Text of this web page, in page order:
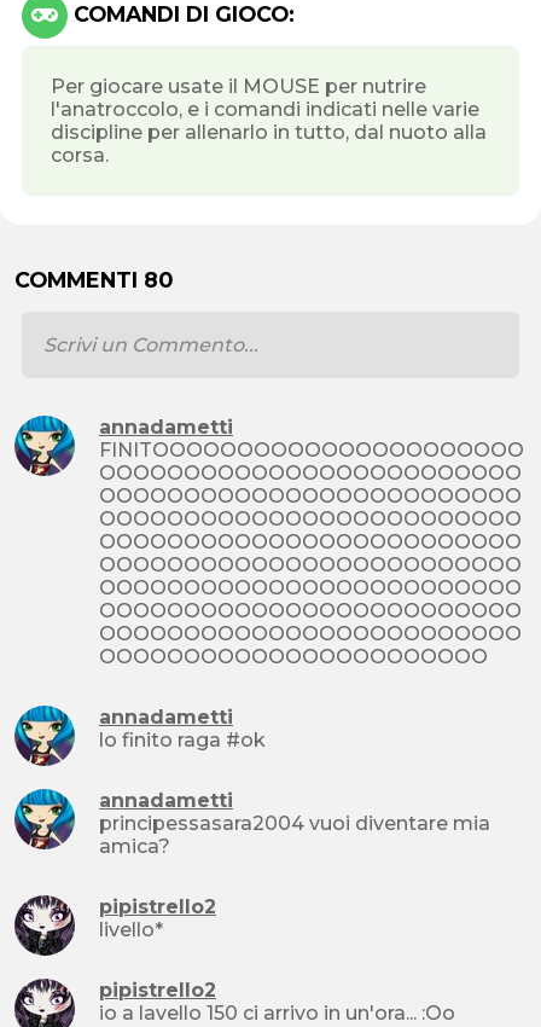
COMANDI DI GIOCO:
Per giocare usate il MOUSE per nutrire
l'anatroccolo, e i comandi indicati nelle varie
discipline per allenarlo in tutto, dal nuoto alla
corsa.
COMMENTI 80
annadametti
FINITOOOOOOOOOOOOOOOOOOOOOO
OOOOOOOOOOOOOOOOOOOOOOOOO
OOOOOOOOOOOOOOOOOOOOOOOOO
OOOOOOOOOOOOOOOOOOOOOOOOO
OOOOOOOOOOOOOOOOOOOOOOOOO
OOOOOOOOOOOOOOOOOOOOOOOOO
OOOOOOOOOOOOOOOOOOOOOOOOO
OOOOOOOOOOOOOOOOOOOOOOOOO
OOOOOOOOOOOOOOOOOOOOOOOOO
OOOOOOOOOOOOOOOOOOOOOOO
annadametti
lo finito raga #ok
annadametti
principessasara2004 vuoi diventare mia
amica?
pipistrello2
livello*
pipistrello2
io a lavello 150 ci arrivo in un'ora... :Oo